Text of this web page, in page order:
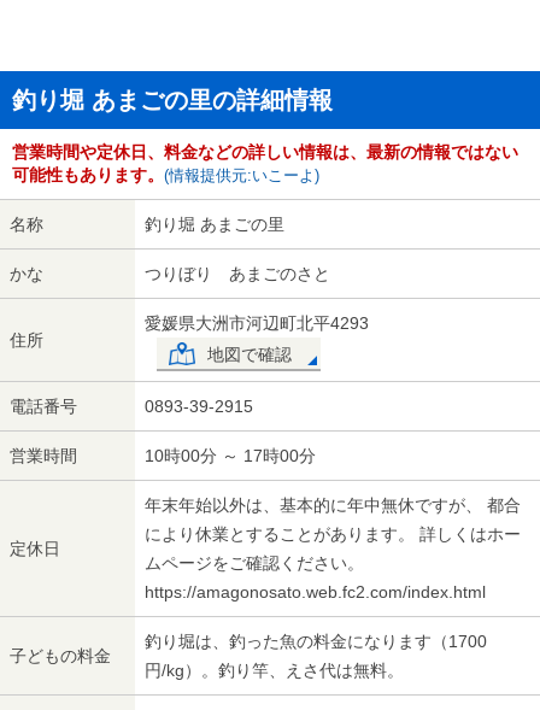
釣り堀 あまごの里の詳細情報
営業時間や定休日、料金などの詳しい情報は、最新の情報ではない
可能性もあります。 (情報提供元:いこーよ)
名称 釣り堀 あまごの里
かな つりぼり あまごのさと
住所
愛媛県大洲市河辺町北平4293
地図で確認
電話番号 0893-39-2915
営業時間 10時00分 ～ 17時00分
定休日
年末年始以外は、基本的に年中無休ですが、 都合
により休業とすることがあります。 詳しくはホー
ムページをご確認ください。
https://amagonosato.web.fc2.com/index.html
子どもの料金
釣り堀は、釣った魚の料金になります（1700
円/kg）。釣り竿、えさ代は無料。